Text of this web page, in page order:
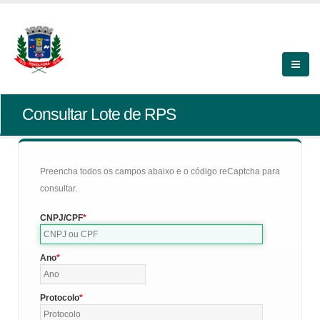
Consultar Lote de RPS
Preencha todos os campos abaixo e o código reCaptcha para
consultar.
CNPJ/CPF
Ano
Protocolo